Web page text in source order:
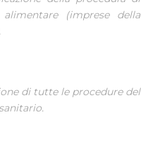
(imprese della
di tutte le procedure del